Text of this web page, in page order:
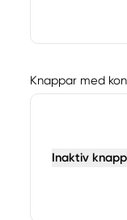
Knappar med
Inaktiv